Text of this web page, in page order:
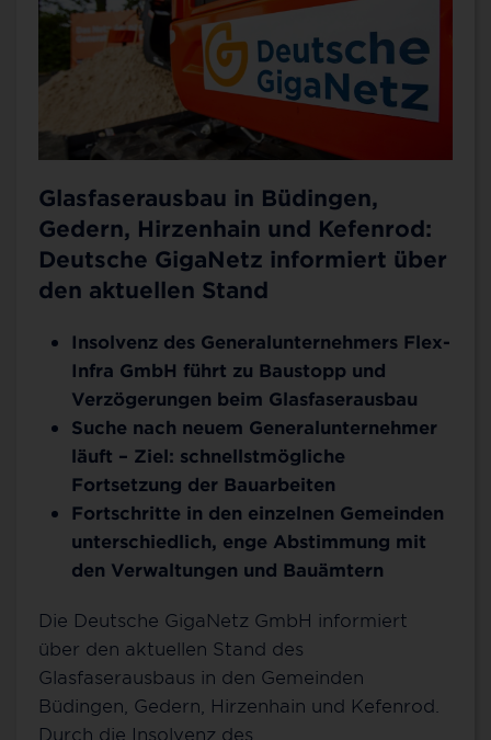
Glasfaserausbau in Büdingen,
Gedern, Hirzenhain und Kefenrod:
Deutsche GigaNetz informiert über
den aktuellen Stand
Insolvenz des Generalunternehmers Flex-
Infra GmbH führt zu Baustopp und
Verzögerungen beim Glasfaserausbau
Suche nach neuem Generalunternehmer
läuft – Ziel: schnellstmögliche
Fortsetzung der Bauarbeiten
Fortschritte in den einzelnen Gemeinden
unterschiedlich, enge Abstimmung mit
den Verwaltungen und Bauämtern
Die Deutsche GigaNetz GmbH informiert
über den aktuellen Stand des
Glasfaserausbaus in den Gemeinden
Büdingen, Gedern, Hirzenhain und Kefenrod.
Durch die Insolvenz des